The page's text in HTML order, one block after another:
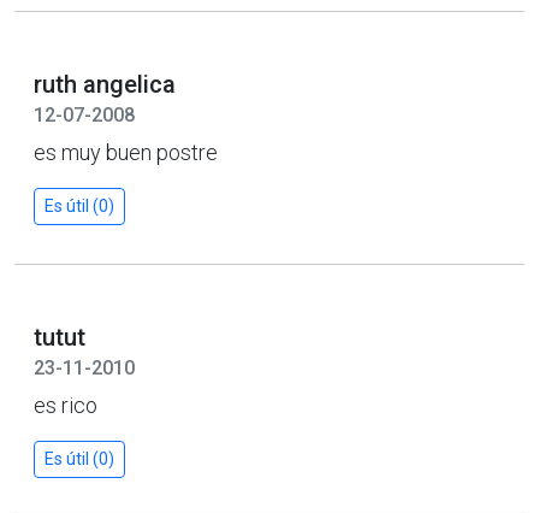
ruth angelica
12-07-2008
es muy buen postre
Es útil (0)
tutut
23-11-2010
es rico
Es útil (0)